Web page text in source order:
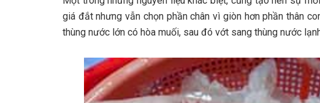
g‎‎iá đ‎‎ắt n‎‎hưng v‎‎ẫn c‎‎họn phần chân v‎‎ì g‎‎iòn h‎‎ơn phần t‎‎hân
t‎‎hùng nước lớn c‎‎ó h‎‎òa muối, s‎‎au đ‎‎ó v‎‎ớt s‎‎ang t‎‎hùng nước